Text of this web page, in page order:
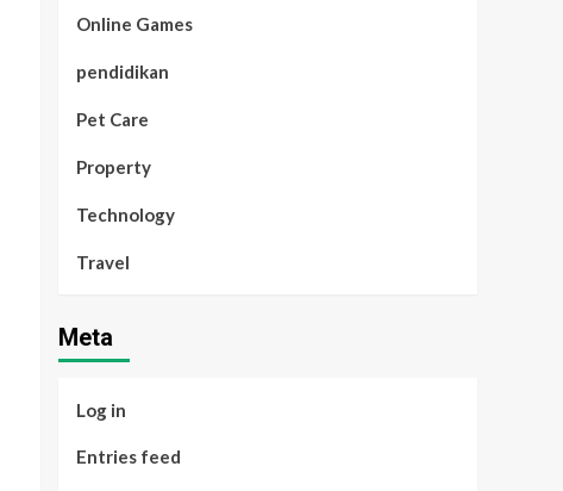
Online Games
pendidikan
Pet Care
Property
Technology
Travel
Meta
Log in
Entries feed